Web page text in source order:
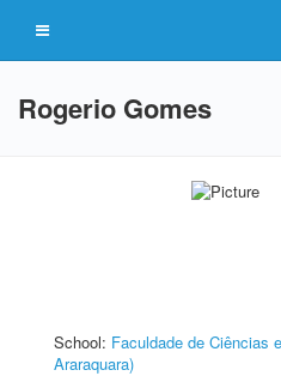
Rogerio Gomes
School: Faculdade de Ciências
Araraquara)